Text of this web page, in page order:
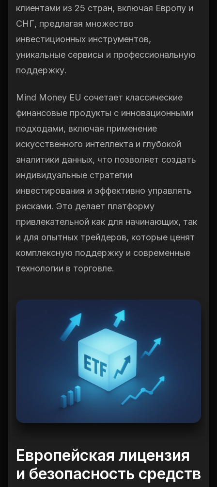
клиентами из 25 стран, включая Европу и
СНГ, предлагая множество
инвестиционных инструментов,
уникальные сервисы и профессиональную
поддержку.
Mind Money EU сочетает классические
финансовые продукты с инновационными
подходами, включая применение
искусственного интеллекта и глубокой
аналитики данных, что позволяет создать
индивидуальные стратегии
инвестирования и эффективно управлять
рисками. Это делает платформу
привлекательной как для начинающих, так
и для опытных трейдеров, которые ценят
комплексную поддержку и современные
технологии в торговле.
Европейская лицензия
и безопасность средств